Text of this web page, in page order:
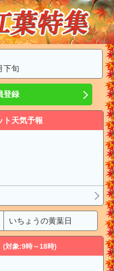
下旬
登録
ト天気予報
いちょうの黄葉日
(対象:9時～18時)